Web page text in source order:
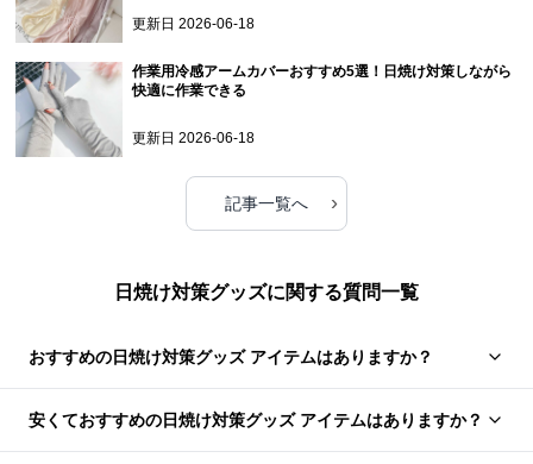
更新日2026-06-18
作業用冷感アームカバーおすすめ5選！日焼け対策しながら
快適に作業できる
更新日2026-06-18
記事一覧へ ›
日焼け対策グッズに関する質問一覧
おすすめの日焼け対策グッズ アイテムはありますか？
安くておすすめの日焼け対策グッズ アイテムはありますか？